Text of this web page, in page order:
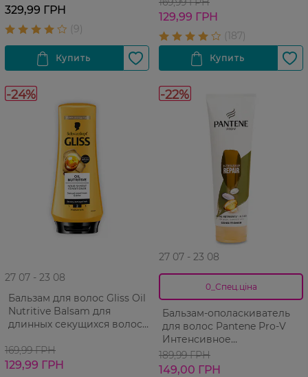
329,99 ГРН
129,99 ГРН
-24%
27 07 - 23 08
Бальзам для волос Gliss Oil
Nutritive Balsam для
длинных секущихся волос
169,99 ГРН
129,99 ГРН
-22%
27 07 - 23 08
0_Спец.ціна
Бальзам-ополаскиватель
для волос Pantene Pro-V
Интенсивное
восстановление 275 мл
189,99 ГРН
149,00 ГРН